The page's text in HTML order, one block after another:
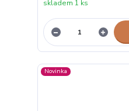
skladem 1 ks
Novinka